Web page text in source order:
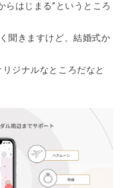
らはじまる”というところ
聞きますけど、結婚式か
ジナルなところだなと